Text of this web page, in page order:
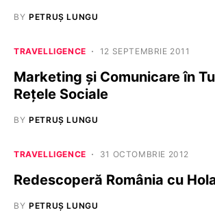
BY PETRUȘ LUNGU
TRAVELLIGENCE 12 SEPTEMBRIE 2011
Marketing şi Comunicare în
Reţele Sociale
BY PETRUȘ LUNGU
TRAVELLIGENCE 31 OCTOMBRIE 2012
Redescoperă România cu
BY PETRUȘ LUNGU